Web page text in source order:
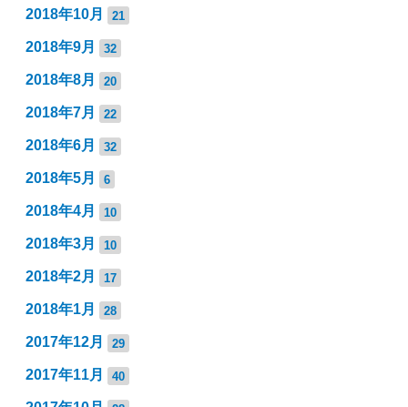
2018年10月 21
2018年9月 32
2018年8月 20
2018年7月 22
2018年6月 32
2018年5月 6
2018年4月 10
2018年3月 10
2018年2月 17
2018年1月 28
2017年12月 29
2017年11月 40